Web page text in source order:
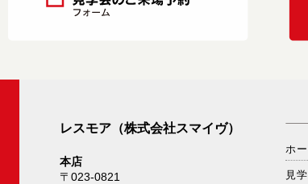
レスモア（株式会社スマイヴ）
本店
〒023-0821
ホ
見